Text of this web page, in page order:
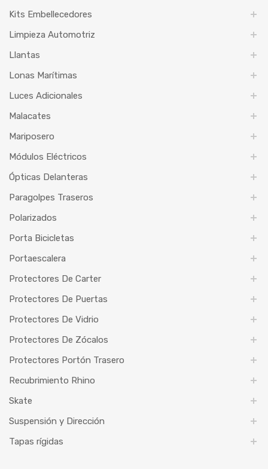
Kits Embellecedores
Limpieza Automotriz
Llantas
Lonas Marítimas
Luces Adicionales
Malacates
Mariposero
Módulos Eléctricos
Ópticas Delanteras
Paragolpes Traseros
Polarizados
Porta Bicicletas
Portaescalera
Protectores De Carter
Protectores De Puertas
Protectores De Vidrio
Protectores De Zócalos
Protectores Portón Trasero
Recubrimiento Rhino
Skate
Suspensión y Dirección
Tapas rígidas